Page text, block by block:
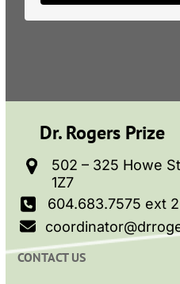
Dr. Rogers Prize
502 – 325 Howe
1Z7
604.683.7575 ext
CONTACT US